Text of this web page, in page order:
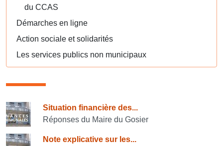
du CCAS
Démarches en ligne
Action sociale et solidarités
Les services publics non municipaux
Consulter également
Situation financière des...
Réponses du Maire du Gosier
Note explicative sur les...